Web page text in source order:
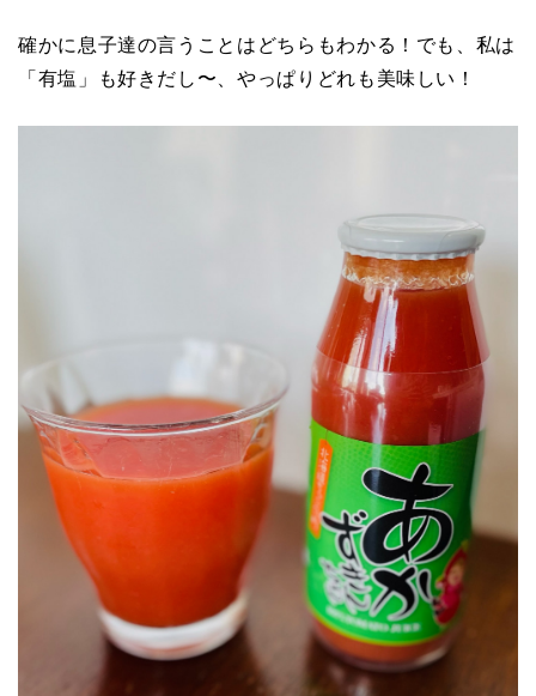
確かに息子達の言うことはどちらもわかる！でも、私は
「有塩」も好きだし〜、やっぱりどれも美味しい！